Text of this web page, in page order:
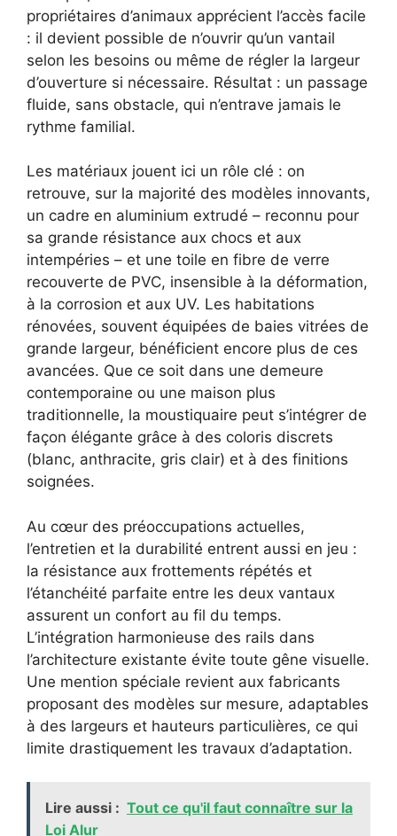
propriétaires d’animaux apprécient l’accès facile
: il devient possible de n’ouvrir qu’un vantail
selon les besoins ou même de régler la largeur
d’ouverture si nécessaire. Résultat : un passage
fluide, sans obstacle, qui n’entrave jamais le
rythme familial.
Les matériaux jouent ici un rôle clé : on
retrouve, sur la majorité des modèles innovants,
un cadre en aluminium extrudé – reconnu pour
sa grande résistance aux chocs et aux
intempéries – et une toile en fibre de verre
recouverte de PVC, insensible à la déformation,
à la corrosion et aux UV. Les habitations
rénovées, souvent équipées de baies vitrées de
grande largeur, bénéficient encore plus de ces
avancées. Que ce soit dans une demeure
contemporaine ou une maison plus
traditionnelle, la moustiquaire peut s’intégrer de
façon élégante grâce à des coloris discrets
(blanc, anthracite, gris clair) et à des finitions
soignées.
Au cœur des préoccupations actuelles,
l’entretien et la durabilité entrent aussi en jeu :
la résistance aux frottements répétés et
l’étanchéité parfaite entre les deux vantaux
assurent un confort au fil du temps.
L’intégration harmonieuse des rails dans
l’architecture existante évite toute gêne visuelle.
Une mention spéciale revient aux fabricants
proposant des modèles sur mesure, adaptables
à des largeurs et hauteurs particulières, ce qui
limite drastiquement les travaux d’adaptation.
Lire aussi : Tout ce qu'il faut connaître sur la
Loi Alur